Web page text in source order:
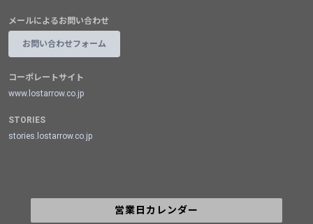
メールによるお問い合わせ
お問い合わせフォーム
コーポレートサイト
www.lostarrow.co.jp
STORIES
stories.lostarrow.co.jp
営業日カレンダー